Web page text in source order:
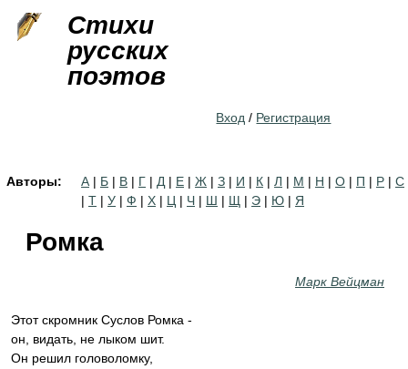
Стихи
русских
поэтов
Вход / Регистрация
Авторы: А | Б | В | Г | Д | Е | Ж | З | И | К | Л | М | Н | О | П | Р | С
| Т | У | Ф | Х | Ц | Ч | Ш | Щ | Э | Ю | Я
Ромка
Марк Вейцман
Этот скромник Суслов Ромка -
он, видать, не лыком шит.
Он решил головоломку,